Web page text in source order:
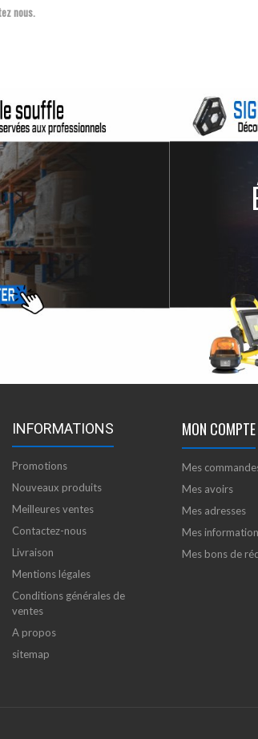
nous.
INFORMATIONS
Promotions
Nouveaux produits
Meilleures ventes
Contactez-nous
Livraison
Mentions légales
Conditions générales de
ventes
A propos
sitemap
MON COMPTE
Mes
Mes avoirs
Mes adresses
Mes
Mes bons de